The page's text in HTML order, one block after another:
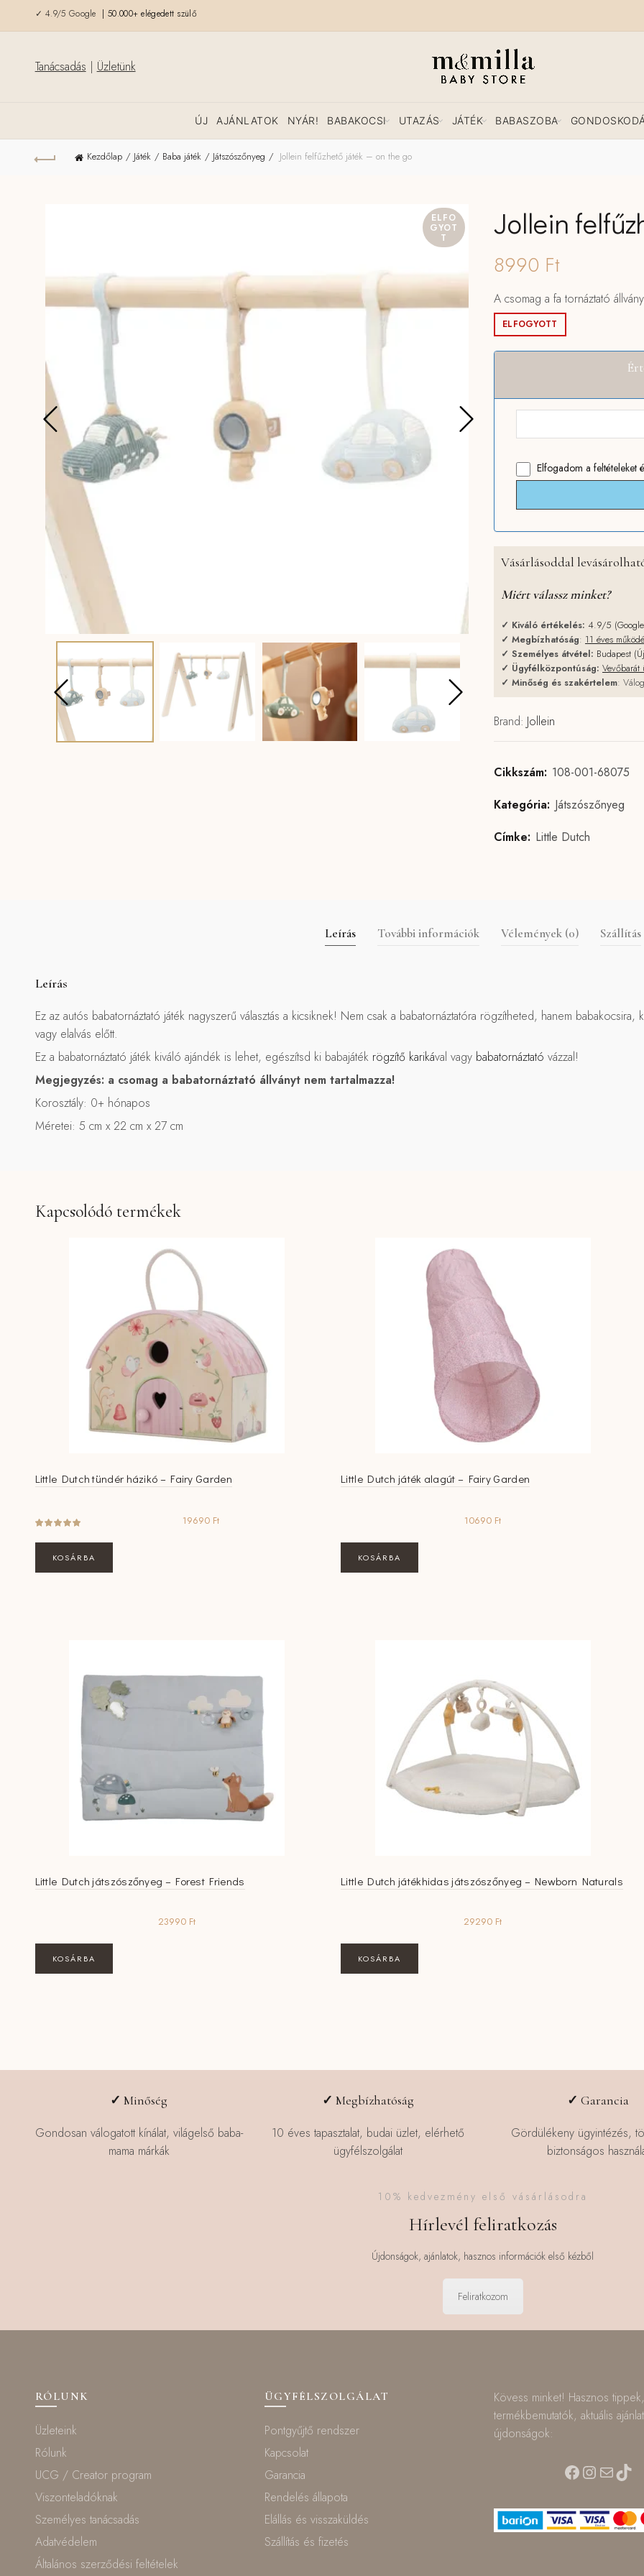
✓ 4.9/5 Google | 50.000+ elégedett szülő
Tanácsadás | Üzletünk
ÚJ AJÁNLATOK NYÁR! BABAKOCSI UTAZÁS JÁTÉK BABASZOBA
Kezdőlap Játék Baba játék Játszószőnyeg Jollein felfűzhető játék – on the go
ELFO
GYOT
T Jollein
8990 Ft
A csomag a fa tornáztató
ELFOGYOTT
Elfogadom a feltételeket
Vásárlásoddal
Miért válassz minket?
✓ Kiváló értékelés: 4.9/5 (Google
✓ Megbízhatóság: 11 éves
✓ Személyes átvétel: Budapest
✓ Ügyfélközpontúság: Vevőbarát
✓ Minőség és szakértelem:
Brand: Jollein
Cikkszám: 108-001-68075
Kategória: Játszószőnyeg
Címke: Little Dutch
Leírás További információk Vélemények (0) Szállítás
Leírás
Ez az autós babatornáztató játék nagyszerű választás a kicsiknek! Nem csak a babatornáztatóra rögzítheted, hanem
vagy elalvás előtt.
Ez a babatornáztató játék kiváló ajándék is lehet, egészítsd ki babajáték rögzítő karikával vagy babatornáztató vázzal!
Megjegyzés: a csomag a babatornáztató állványt nem tartalmazza!
Korosztály: 0+ hónapos
Méretei: 5 cm x 22 cm x 27 cm
Kapcsolódó termékek
Little Dutch tündér házikó – Fairy Garden
19690 Ft
KOSÁRBA
Little Dutch játék alagút – Fairy Garden
10690 Ft
KOSÁRBA
Little Dutch játszószőnyeg – Forest Friends
23990 Ft
KOSÁRBA
Little Dutch játékhidas játszószőnyeg – Newborn Naturals
29290 Ft
KOSÁRBA
✓Minőség
Gondosan válogatott kínálat, világelső baba-
mama márkák
✓Megbízhatóság
10 éves tapasztalat, budai üzlet, elérhető
ügyfélszolgálat
✓ Garancia
Gördülékeny ügyintézés,
biztonságos
10% kedvezmény első vásárlásodra
Hírlevél feliratkozás
Újdonságok, ajánlatok, hasznos információk első kézből
Feliratkozom
RÓLUNK
Üzleteink
Rólunk
UCG / Creator program
Viszonteladóknak
Személyes tanácsadás
Adatvédelem
Általános szerződési feltételek
ÜGYFÉLSZOLGÁLAT
Pontgyűjtő rendszer
Kapcsolat
Garancia
Rendelés állapota
Elállás és visszaküldés
Szállítás és fizetés
Kövess minket! Hasznos tippek,
termékbemutatók, aktuális
újdonságok:
Facebook
Instagram
Mail